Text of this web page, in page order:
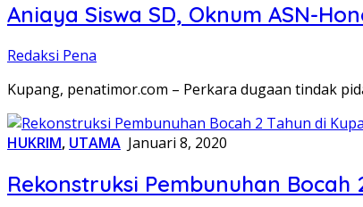
Aniaya Siswa SD, Oknum ASN-
Redaksi Pena
Kupang, penatimor.com – Perkara dugaan tindak
HUKRIM, UTAMA Januari 8, 2020
Rekonstruksi Pembunuhan